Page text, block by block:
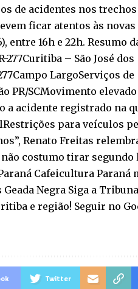
de acidentes nos
ficar atentos às novas
16h e 22h. Resumo
– São José dos
LargoServiços de
PR/SCMovimento elevado
a acidente registrado na
para veículos
Renato Freitas
costumo tirar segundo
Cafeicultura Paraná
Negra Siga a
e região! Seguir no
Twitter